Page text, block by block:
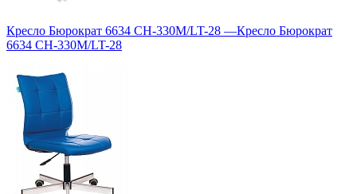
Кресло Бюрократ 6634 CH-330M/LT-28 —Кресло Бюрократ
6634 CH-330M/LT-28